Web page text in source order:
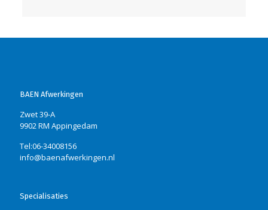
BAEN Afwerkingen
Zwet 39-A
9902 RM Appingedam
Tel:06-34008156
info@baenafwerkingen.nl
Specialisaties